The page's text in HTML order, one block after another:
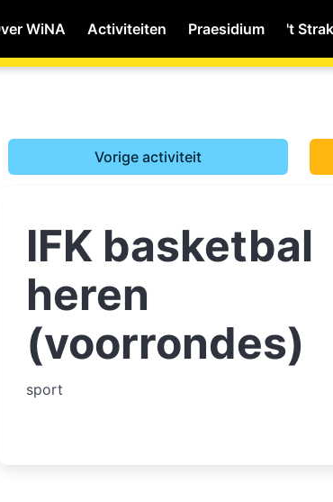
WiNA Activiteiten Praesidium 't
WiNA
Shop
Studie
Vorige activiteit
IFK basketbal
heren
(voorrondes)
sport